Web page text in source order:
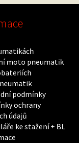
moto pneumatik
podmínky
ochrany
údajů
ke stažení + BL